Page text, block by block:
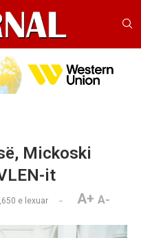
Mickoski
it
e lexuar A+ A-